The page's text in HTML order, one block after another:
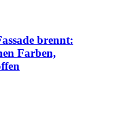
brennt:
Farben,